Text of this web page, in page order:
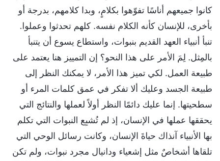
كانوا جميعهم أناسًا تفوّهوا بكلامٍ، وبدا كلامهم، بدرجة أو
بأخرى، للإنسان كأنه الكلام نفسه. كلهم تحدثوا وعملوا.
تنبأ أنبياء العهد القديم بنبوات، واستطاع يسوع أن يتنبأ
بالمِثل. لِمَ الأمر على هذا النحو؟ إن التمييز هنا يعتمد على
طبيعة العمل. لكي تميز هذا الأمر، لا يمكنك النظر إلى
طبيعة الجسد وعليك ألا تفكر في عمق كلمات المرء أو
سطحيتها. إنما عليك دائمًا النظر أولاً لعملها والنتائج التي
يحققها عملها في الإنسان، إذ لم تُشبِع النبوات التي تكلم
بها الأنبياء آنذاك حياةَ الإنسان، وكانت رسائل الوحي التي
تلقاها أشخاصٌ مثل إشعياء ودانيال مجرد نبوات، ولم تكن